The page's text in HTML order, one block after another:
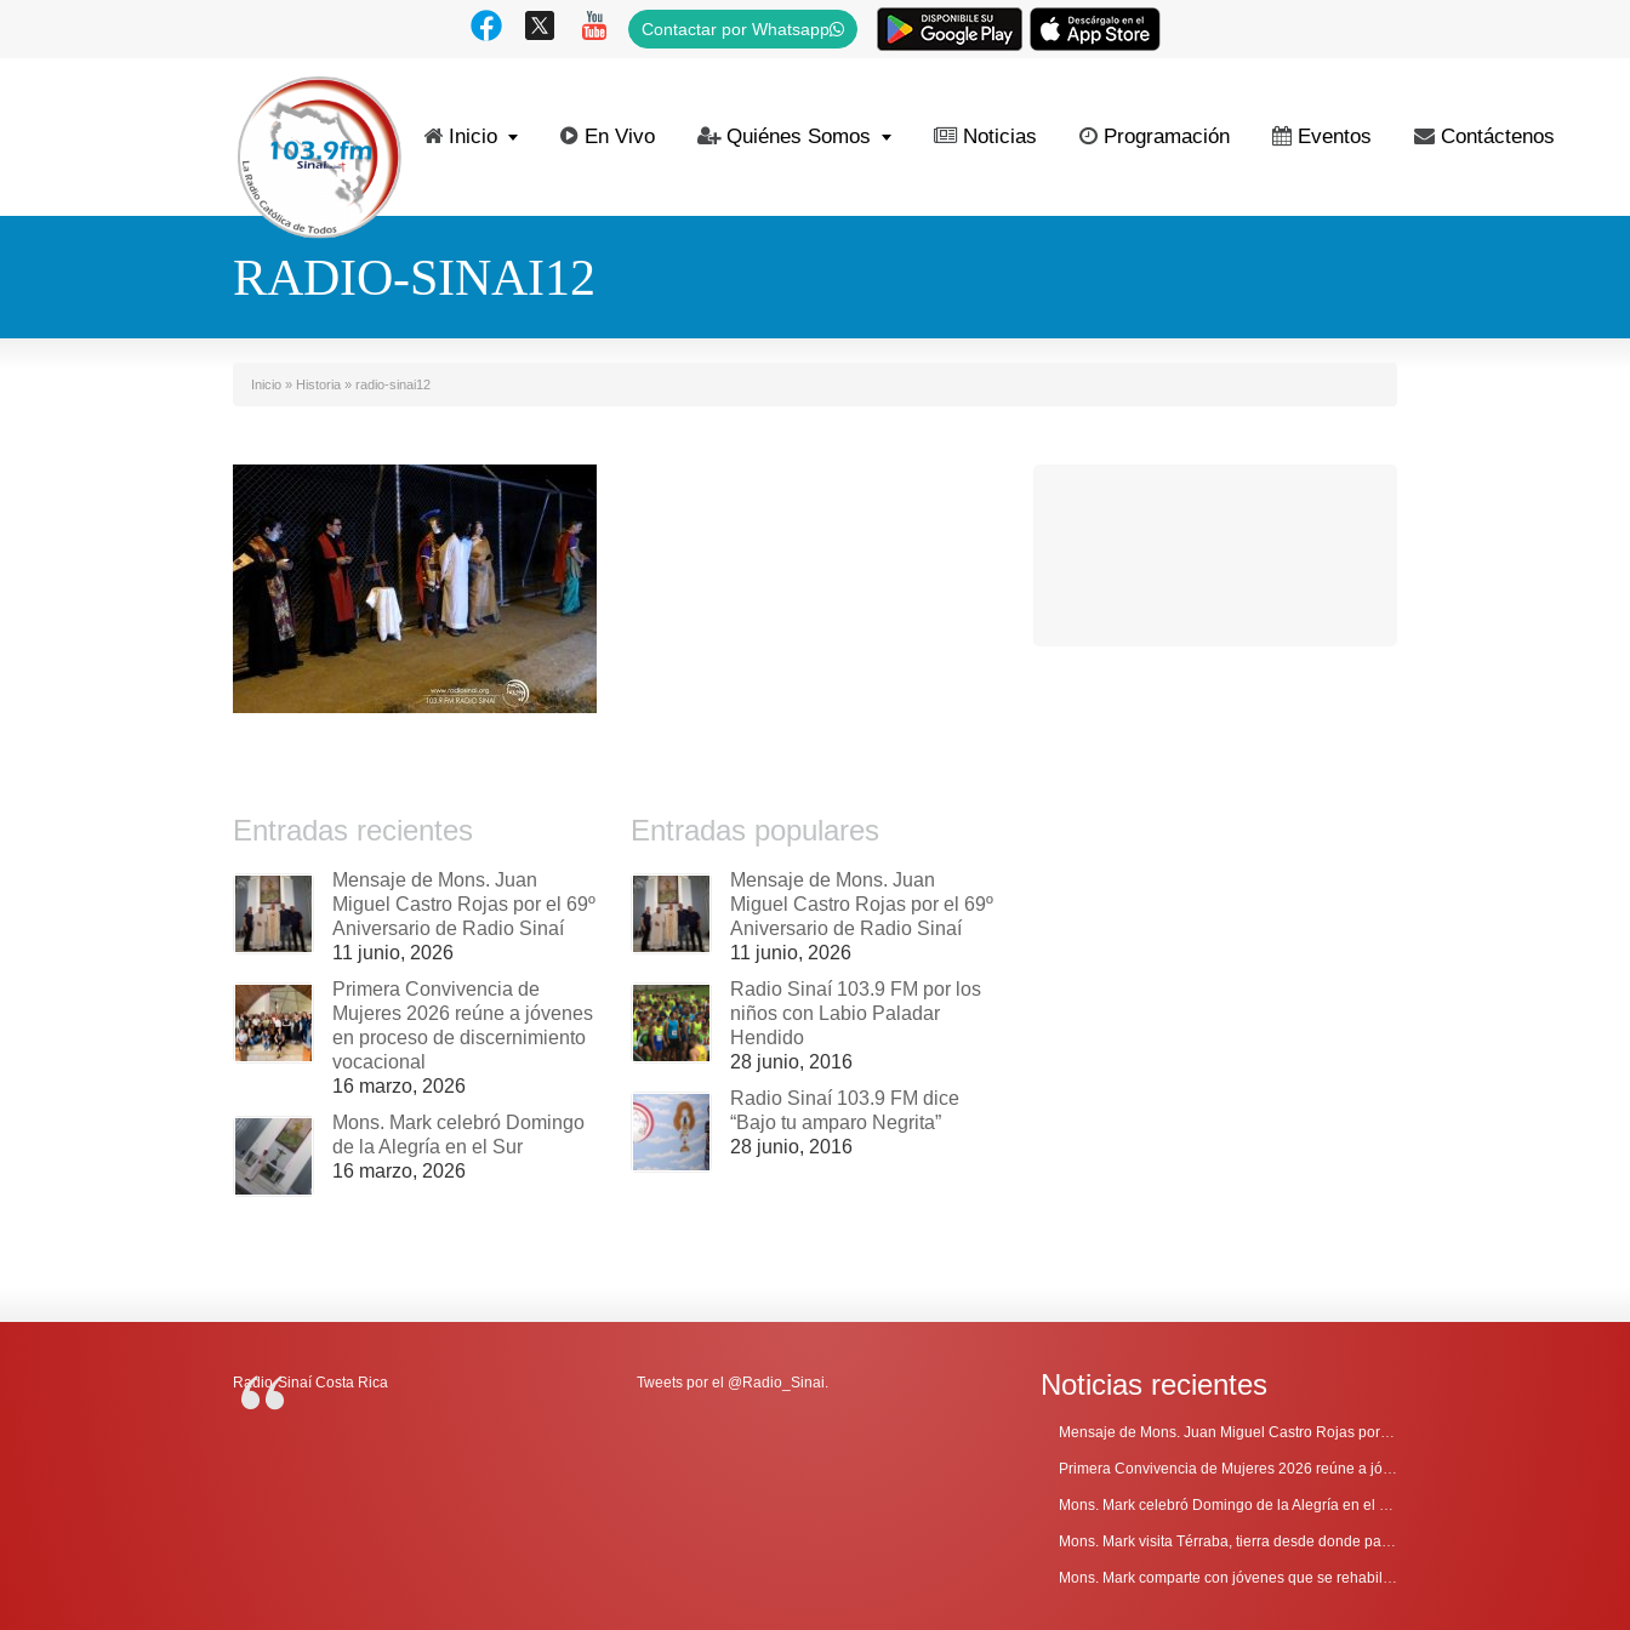
Contactar por Whatsapp
Inicio En Vivo Quiénes Somos Noticias Programación Eventos Contáctenos
RADIO-SINAI12
Inicio » Historia » radio-sinai12
Entradas recientes
Mensaje de Mons. Juan
Miguel Castro Rojas por el 69º
Aniversario de Radio Sinaí
11 junio, 2026
Primera Convivencia de
Mujeres 2026 reúne a jóvenes
en proceso de discernimiento
vocacional
16 marzo, 2026
Mons. Mark celebró Domingo
de la Alegría en el Sur
16 marzo, 2026
Entradas populares
Mensaje de Mons. Juan
Miguel Castro Rojas por el 69º
Aniversario de Radio Sinaí
11 junio, 2026
Radio Sinaí 103.9 FM por los
niños con Labio Paladar
Hendido
28 junio, 2016
Radio Sinaí 103.9 FM dice
“Bajo tu amparo Negrita”
28 junio, 2016
Radio-Sinaí Costa Rica Tweets por el @Radio_Sinai. Noticias recientes
Mensaje de Mons. Juan Miguel Castro Rojas por el 69º Aniversario de Radio Sinaí
Primera Convivencia de Mujeres 2026 reúne a jóvenes en proceso de discernimiento vocacional
Mons. Mark celebró Domingo de la Alegría en el Sur
Mons. Mark visita Térraba, tierra desde donde parte la evangelización
Mons. Mark comparte con jóvenes que se rehabilitan en Comunidad Cenáculo